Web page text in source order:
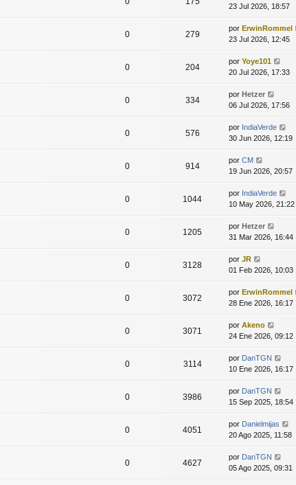
23 Jul 2026, 18:57
0 279
por ErwinRommel
23 Jul 2026, 12:45
0 204
por Yoye101
20 Jul 2026, 17:33
0 334
por Hetzer
06 Jul 2026, 17:56
0 576
por IndiaVerde
30 Jun 2026, 12:19
0 914
por CM
19 Jun 2026, 20:57
0 1044
por IndiaVerde
10 May 2026, 21:22
0 1205
por Hetzer
31 Mar 2026, 16:44
0 3128
por JR
01 Feb 2026, 10:03
0 3072
por ErwinRommel
28 Ene 2026, 16:17
0 3071
por Akeno
24 Ene 2026, 09:12
0 3114
por DanTGN
10 Ene 2026, 16:17
0 3986
por DanTGN
15 Sep 2025, 18:54
0 4051
por Danielmijas
20 Ago 2025, 11:58
0 4627
por DanTGN
05 Ago 2025, 09:31